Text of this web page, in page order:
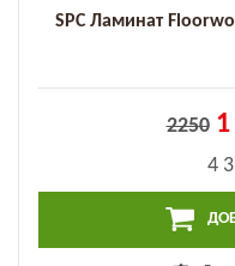
SPC Ламинат
2250
4